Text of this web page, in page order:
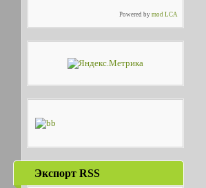
Powered bymod LCA
Экспорт RSS